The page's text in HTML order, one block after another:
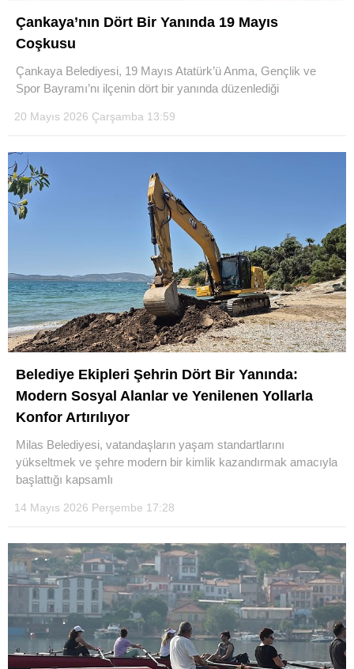
Çankaya’nın Dört Bir Yanında 19 Mayıs
Coşkusu
Çankaya Belediyesi, 19 Mayıs Atatürk’ü Anma, Gençlik ve
Spor Bayramı’nı ilçenin dört bir yanında düzenlediği
20 Mayıs 2026 Çarşamba 13:59
Belediye Ekipleri Şehrin Dört Bir Yanında:
Modern Sosyal Alanlar ve Yenilenen Yollarla
Konfor Artırılıyor
Milas Belediyesi, vatandaşların yaşam standartlarını
yükseltmek ve şehre modern bir kimlik kazandırmak amacıyla
başlattığı kapsamlı
14 Mayıs 2026 Perşembe 17:28